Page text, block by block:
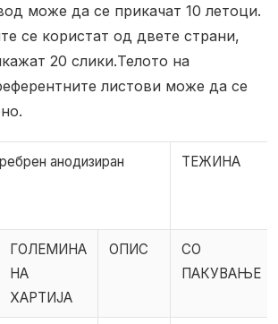
може да се прикачат 10 летоци.
се користат од двете страни,
20 слики.Телото на
листови може да се
анодизиран
ТЕЖИНА
ГОЛЕМИНА
НА
ХАРТИЈА
ОПИС
СО
ПАКУВАЊЕ